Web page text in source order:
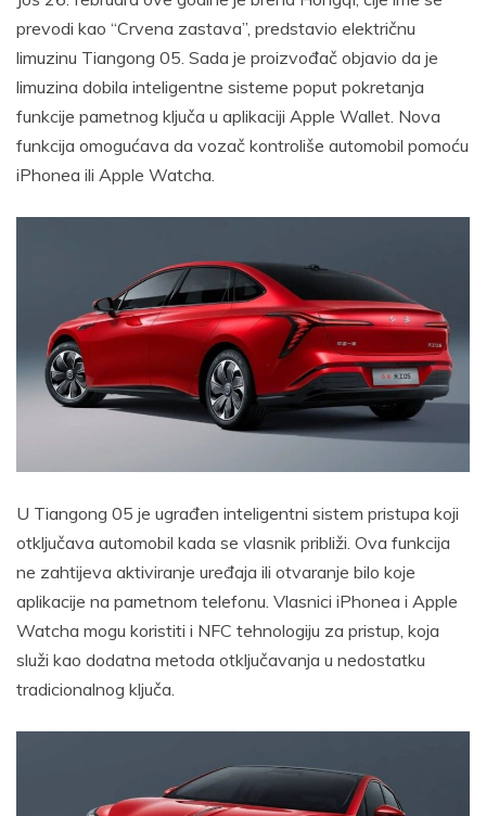
prevodi kao “Crvena zastava”, predstavio električnu
limuzinu Tiangong 05. Sada je proizvođač objavio da je
limuzina dobila inteligentne sisteme poput pokretanja
funkcije pametnog ključa u aplikaciji Apple Wallet. Nova
funkcija omogućava da vozač kontroliše automobil pomoću
iPhonea ili Apple Watcha.
U Tiangong 05 je ugrađen inteligentni sistem pristupa koji
otključava automobil kada se vlasnik približi. Ova funkcija
ne zahtijeva aktiviranje uređaja ili otvaranje bilo koje
aplikacije na pametnom telefonu. Vlasnici iPhonea i Apple
Watcha mogu koristiti i NFC tehnologiju za pristup, koja
služi kao dodatna metoda otključavanja u nedostatku
tradicionalnog ključa.